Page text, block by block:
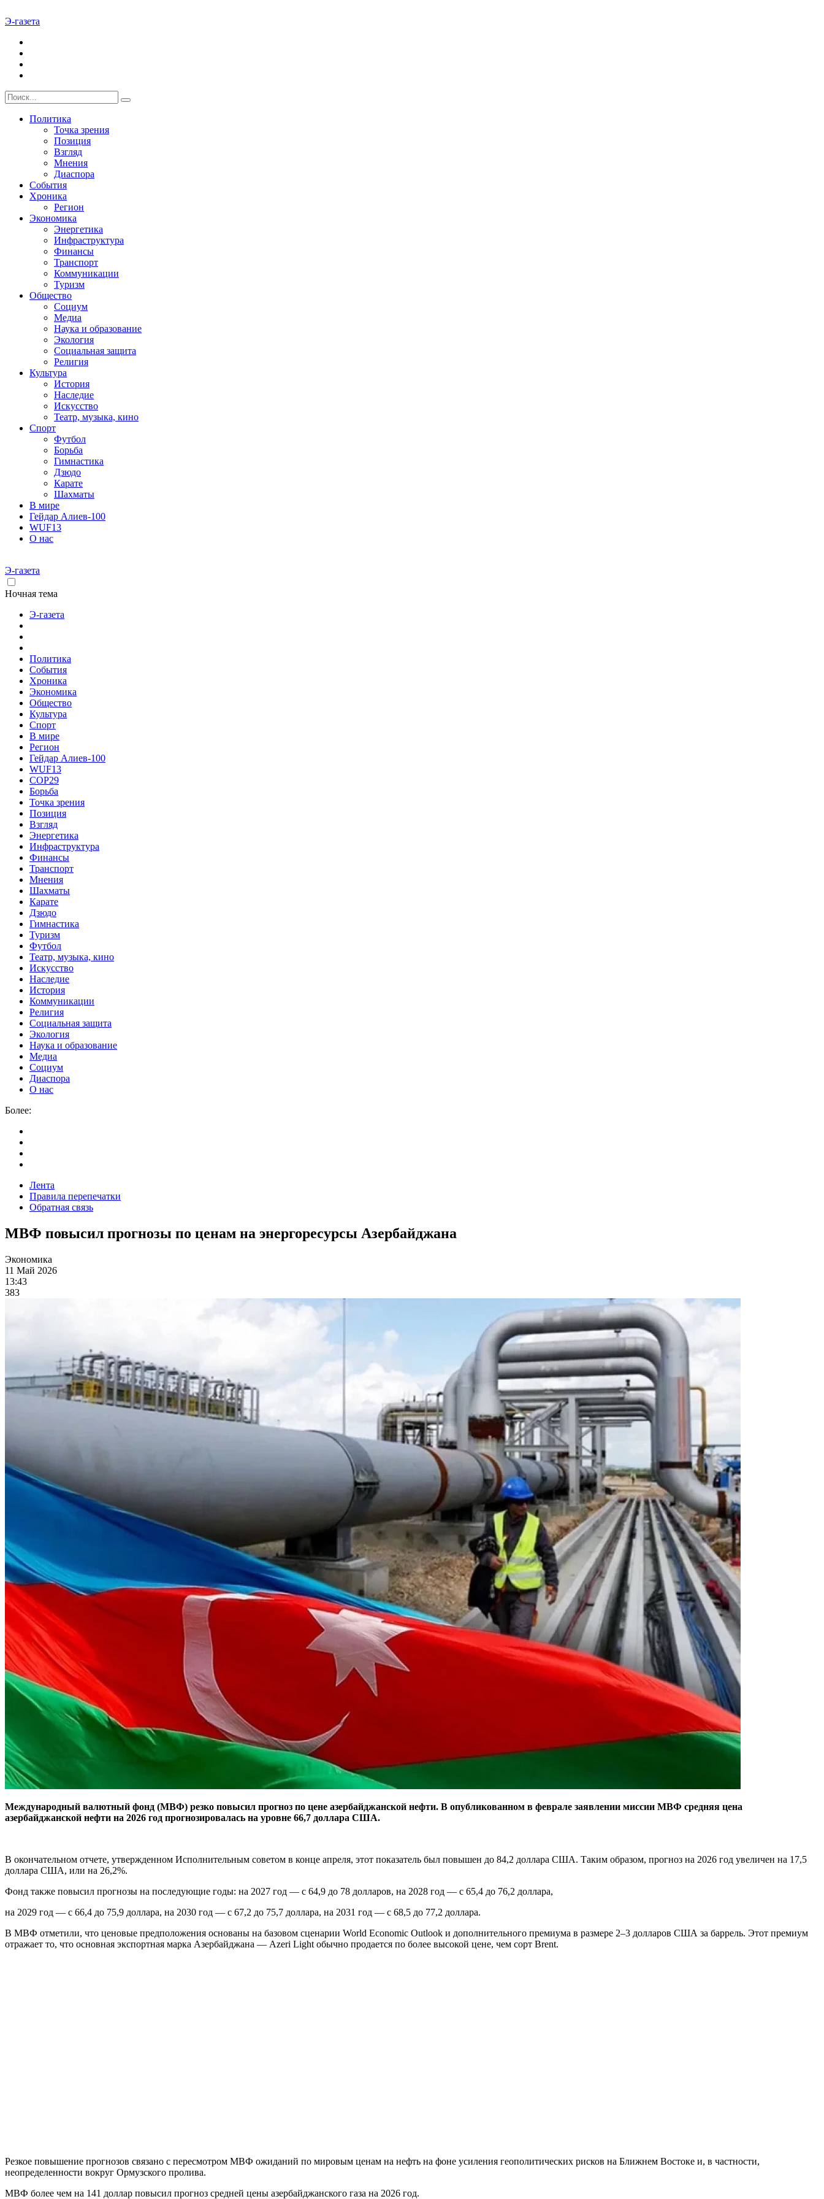
Э-газета
Политика
Точка зрения
Позиция
Взгляд
Мнения
Диаспора
События
Хроника
Регион
Экономика
Энергетика
Инфраструктура
Финансы
Транспорт
Коммуникации
Туризм
Общество
Социум
Медиа
Наука и образование
Экология
Социальная защита
Религия
Культура
История
Наследие
Искусство
Театр, музыка, кино
Спорт
Футбол
Борьба
Гимнастика
Дзюдо
Карате
Шахматы
В мире
Гейдар Алиев-100
WUF13
О нас
Э-газета
Ночная тема
Э-газета
Политика
События
Хроника
Экономика
Общество
Культура
Спорт
В мире
Регион
Гейдар Алиев-100
WUF13
COP29
Борьба
Точка зрения
Позиция
Взгляд
Энергетика
Инфраструктура
Финансы
Транспорт
Мнения
Шахматы
Карате
Дзюдо
Гимнастика
Туризм
Футбол
Театр, музыка, кино
Искусство
Наследие
История
Коммуникации
Религия
Социальная защита
Экология
Наука и образование
Медиа
Социум
Диаспора
О нас
Более:
Лента
Правила перепечатки
Обратная связь
МВФ повысил прогнозы по ценам на энергоресурсы Азербайджана
Экономика
11 Май 2026
13:43
383
Международный валютный фонд (МВФ) резко повысил прогноз по цене азербайджанской нефти. В опубликованном в феврале заявлении миссии МВФ средняя цена
азербайджанской нефти на 2026 год прогнозировалась на уровне 66,7 доллара США.
В окончательном отчете, утвержденном Исполнительным советом в конце апреля, этот показатель был повышен до 84,2 доллара США. Таким образом, прогноз на 2026 год увеличен на 17,5
доллара США, или на 26,2%.
Фонд также повысил прогнозы на последующие годы: на 2027 год — с 64,9 до 78 долларов, на 2028 год — с 65,4 до 76,2 доллара,
на 2029 год — с 66,4 до 75,9 доллара, на 2030 год — с 67,2 до 75,7 доллара, на 2031 год — с 68,5 до 77,2 доллара.
В МВФ отметили, что ценовые предположения основаны на базовом сценарии World Economic Outlook и дополнительного премиума в размере 2–3 долларов США за баррель. Этот премиум
отражает то, что основная экспортная марка Азербайджана — Azeri Light обычно продается по более высокой цене, чем сорт Brent.
Резкое повышение прогнозов связано с пересмотром МВФ ожиданий по мировым ценам на нефть на фоне усиления геополитических рисков на Ближнем Востоке и, в частности,
неопределенности вокруг Ормузского пролива.
МВФ более чем на 141 доллар повысил прогноз средней цены азербайджанского газа на 2026 год.